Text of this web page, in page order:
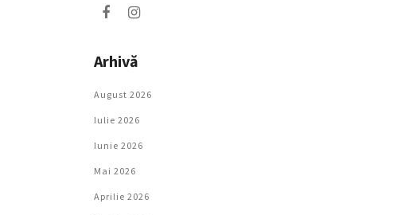
Arhivă
August 2026
Iulie 2026
Iunie 2026
Mai 2026
Aprilie 2026